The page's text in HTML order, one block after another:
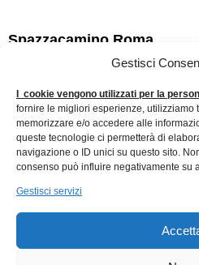
Gestisci
I cookie vengono utilizzati per la
fornire le migliori esperienze, utilizziamo
memorizzare e/o accedere alle
queste tecnologie ci permetterà di
navigazione o ID unici su questo sito.
consenso può influire negativamente su
Gestisci servizi
Spazzacamino Roma
Cerchi uno Spazzacamino a Roma
che trovi qui sottoSpazzacamino
Traslochi a Roma
Traslochi a